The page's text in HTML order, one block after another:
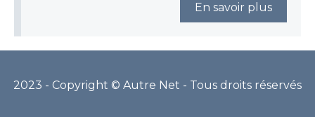
En savoir plus
2023 - Copyright © Autre Net - Tous droits réservés